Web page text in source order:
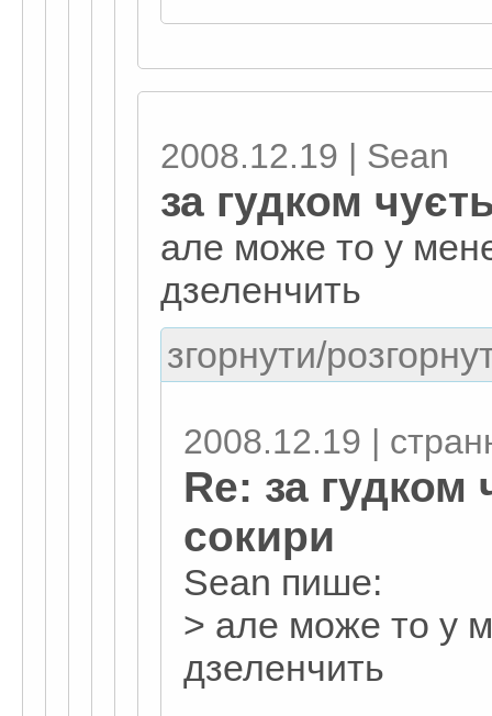
2008.12.19 | Sean
за гудком
але може то у
дзеленчить
згорнути/
2008.12.19 |
Re: за гудком
сокири
Sean пише:
> але може то у
дзеленчить